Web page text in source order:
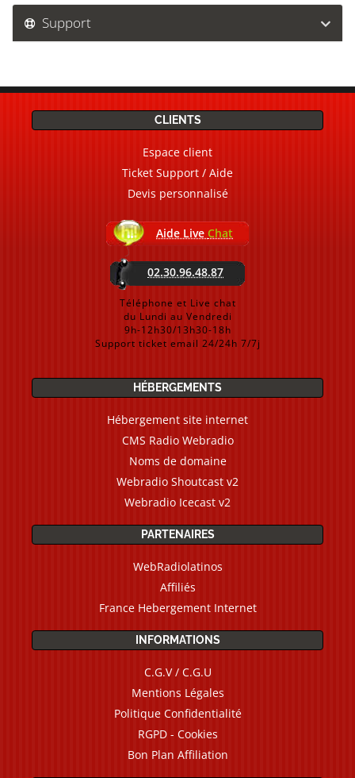
Support
CLIENTS
Espace client
Ticket Support / Aide
Devis personnalisé
Aide Live Chat
02.30.96.48.87
Téléphone et Live chat
du Lundi au Vendredi
9h-12h30/13h30-18h
Support ticket email 24/24h 7/7j
HÉBERGEMENTS
Hébergement site internet
CMS Radio Webradio
Noms de domaine
Webradio Shoutcast v2
Webradio Icecast v2
PARTENAIRES
WebRadiolatinos
Affiliés
France Hebergement Internet
INFORMATIONS
C.G.V / C.G.U
Mentions Légales
Politique Confidentialité
RGPD - Cookies
Bon Plan Affiliation